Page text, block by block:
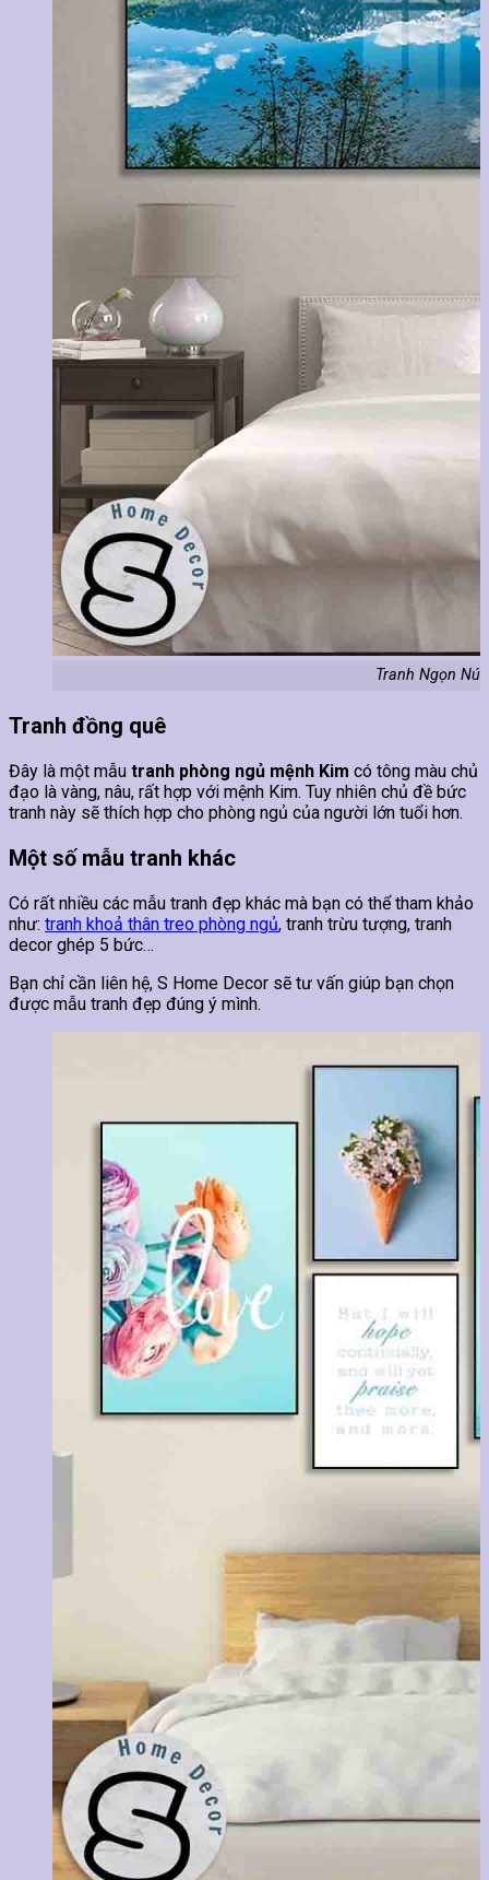
Tranh Ngọn
Tranh đồng quê
Đây là một mẫu tranh phòng ngủ mệnh Kim có tông màu chủ
đạo là vàng, nâu, rất hợp với mệnh Kim. Tuy nhiên chủ đề bức
tranh này sẽ thích hợp cho phòng ngủ của người lớn tuổi hơn.
Một số mẫu tranh khác
Có rất nhiều các mẫu tranh đẹp khác mà bạn có thể tham khảo
như: tranh khoả thân treo phòng ngủ, tranh trừu tượng, tranh
decor ghép 5 bức…
Bạn chỉ cần liên hệ, S Home Decor sẽ tư vấn giúp bạn chọn
được mẫu tranh đẹp đúng ý mình.